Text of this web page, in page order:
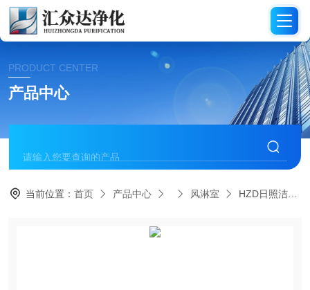
PRODUCT CENTER
产品中心
当前位置：首页 产品中心 风淋室 HZD日照洁净房风淋室配套设备